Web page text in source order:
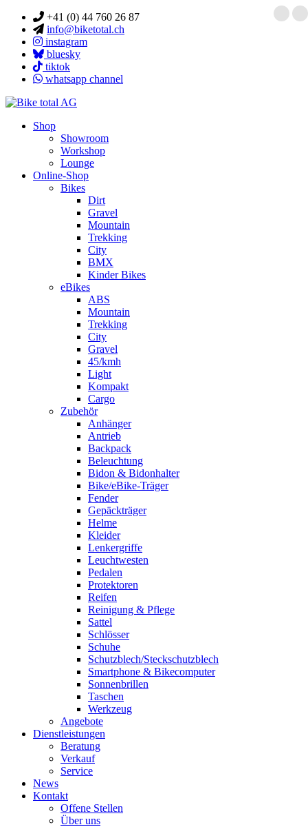
+41 (0) 44 760 26 87
info@biketotal.ch
instagram
bluesky
tiktok
whatsapp channel
Shop
Showroom
Workshop
Lounge
Online-Shop
Bikes
Dirt
Gravel
Mountain
Trekking
City
BMX
Kinder Bikes
eBikes
ABS
Mountain
Trekking
City
Gravel
45/kmh
Light
Kompakt
Cargo
Zubehör
Anhänger
Antrieb
Backpack
Beleuchtung
Bidon & Bidonhalter
Bike/eBike-Träger
Fender
Gepäckträger
Helme
Kleider
Lenkergriffe
Leuchtwesten
Pedalen
Protektoren
Reifen
Reinigung & Pflege
Sattel
Schlösser
Schuhe
Schutzblech/Steckschutzblech
Smartphone & Bikecomputer
Sonnenbrillen
Taschen
Werkzeug
Angebote
Dienstleistungen
Beratung
Verkauf
Service
News
Kontakt
Offene Stellen
Über uns